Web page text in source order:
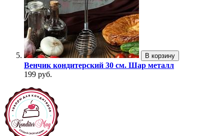
В корзину
Венчик кондитерский 30 см. Шар металл
199 руб.